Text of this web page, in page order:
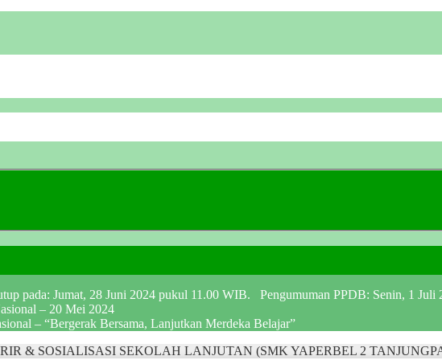
pada: Jumat, 28 Juni 2024 pukul 11.00 WIB. Pengumuman PPDB: Senin, 1 Juli
– 20 Mei 2024
– “Bergerak Bersama, Lanjutkan Merdeka Belajar”
& SOSIALISASI SEKOLAH LANJUTAN (SMK YAPERBEL 2